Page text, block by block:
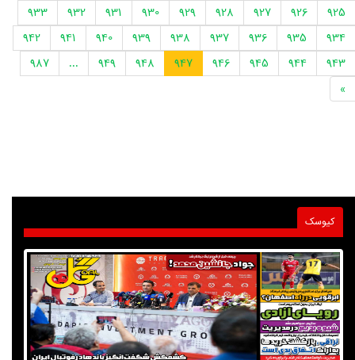
925
926
927
928
929
930
931
932
933
934
935
936
937
938
939
940
941
942
943
944
945
946
947
948
949
...
987
»
کیوسک